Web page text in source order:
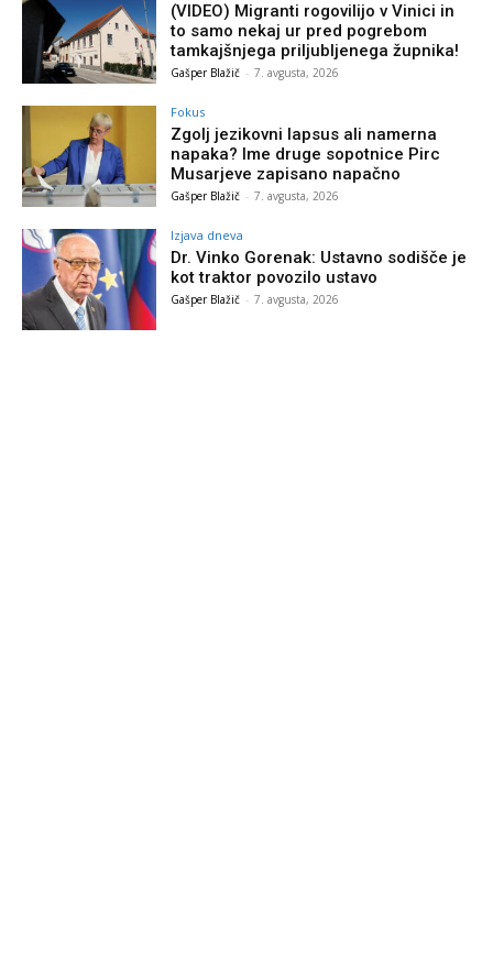
(VIDEO) Migranti rogovilijo v Vinici in
to samo nekaj ur pred pogrebom
tamkajšnjega priljubljenega župnika!
Gašper Blažič - 7. avgusta, 2026
Fokus
Zgolj jezikovni lapsus ali namerna
napaka? Ime druge sopotnice Pirc
Musarjeve zapisano napačno
Gašper Blažič - 7. avgusta, 2026
Izjava dneva
Dr. Vinko Gorenak: Ustavno sodišče je
kot traktor povozilo ustavo
Gašper Blažič - 7. avgusta, 2026